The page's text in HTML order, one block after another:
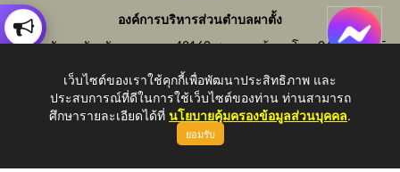
องค์การบริหารส่วนตำบลผาตั้ง
อำเภอสังคม จังหวัดหนองคาย 43160 สอบถามข้อมูลโทร 042-414855
อีเมลกลาง : saraban_06430805@dla.go.th
เว็บไซต์ของเราใช้คุกกี้เพื่อพัฒนาประสิทธิภาพ และ
ประสบการณ์ที่ดีในการใช้เว็บไซต์ของท่าน ท่านสามารถ
ศึกษารายละเอียดได้ที่ นโยบายคุ้มครองข้อมูลส่วนบุคคล.
ยอมรับ